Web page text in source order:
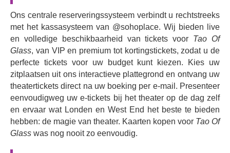
Ons centrale reserveringssysteem verbindt u rechtstreeks
met het kassasysteem van @sohoplace. Wij bieden live
en volledige beschikbaarheid van tickets voor Tao Of
Glass, van VIP en premium tot kortingstickets, zodat u de
perfecte tickets voor uw budget kunt kiezen. Kies uw
zitplaatsen uit ons interactieve plattegrond en ontvang uw
theatertickets direct na uw boeking per e-mail. Presenteer
eenvoudigweg uw e-tickets bij het theater op de dag zelf
en ervaar wat Londen en West End het beste te bieden
hebben: de magie van theater. Kaarten kopen voor Tao Of
Glass was nog nooit zo eenvoudig.